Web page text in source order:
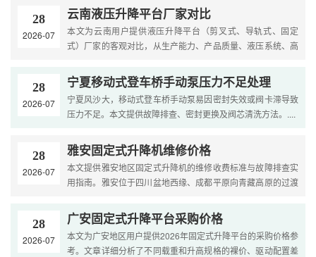
曲....
28
2026-07
云南液压升降平台厂家对比
本文为云南用户提供液压升降平台（剪叉式、导轨式、固定
式）厂家的客观对比，从生产能力、产品质量、液压系统、高
给....
28
2026-07
宁夏移动式登车桥手动泵压力不足处理
宁夏风沙大，移动式登车桥手动泵易因密封失效或阀卡滞导致
压力不足。本文提供故障排查、密封更换及阀芯清洗方法。....
28
2026-07
雅安固定式升降机维修价格
本文提供雅安地区固定式升降机的维修收费标准与故障排查实
用指南。雅安位于四川盆地西缘、成都平原向青藏高原的过渡
润....
28
2026-07
广安固定式升降平台采购价格
本文为广安地区用户提供2026年固定式升降平台的采购价格参
考。文章详细分析了不同载重和升高规格的裸价、驱动配置差